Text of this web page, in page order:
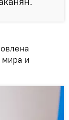
и